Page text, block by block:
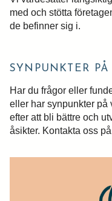
med och stötta
de befinner sig i.
SYNPUNKTER
Har du frågor eller
eller har synpunkter på
efter att bli bättre och
åsikter. Kontakta oss på